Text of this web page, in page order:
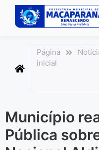
conteúdo
Página
inicial
Município
Pública